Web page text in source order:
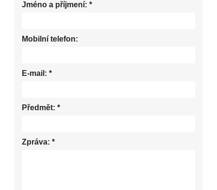
*
Jméno a příjmení:
Mobilní telefon:
*
E-mail:
*
Předmět:
*
Zpráva: